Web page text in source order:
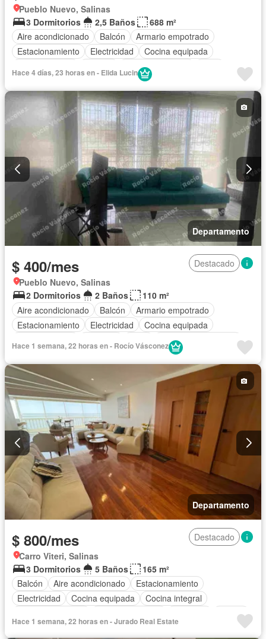
Pueblo Nuevo, Salinas
3 Dormitorios
2,5 Baños
688 m²
Aire acondicionado
Balcón
Armario empotrado
Estacionamiento
Electricidad
Cocina equipada
Vista panorámica
Solo familias
Completamente amoblado
Hace 4 días, 23 horas en - Elida Lucin
Departamento
$ 400/mes
Destacado
Pueblo Nuevo, Salinas
2 Dormitorios
2 Baños
110 m²
Aire acondicionado
Balcón
Armario empotrado
Estacionamiento
Electricidad
Cocina equipada
Garita de guardianía
Hace 1 semana, 22 horas en - Rocío Vásconez
Departamento
$ 800/mes
Destacado
Carro Viteri, Salinas
3 Dormitorios
5 Baños
165 m²
Balcón
Aire acondicionado
Estacionamiento
Electricidad
Cocina equipada
Cocina integral
Piscina
Wifi
Seguridad Completamente amoblado
Hace 1 semana, 22 horas en - Jurado Real Estate